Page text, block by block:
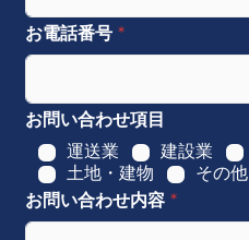
お電話番号*
お問い合わせ項目
運送業
建設業
土地・建物
その他
お問い合わせ内容*